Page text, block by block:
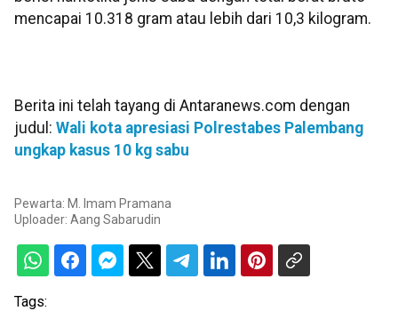
mencapai 10.318 gram atau lebih dari 10,3 kilogram.
Berita ini telah tayang di Antaranews.com dengan
judul: Wali kota apresiasi Polrestabes Palembang
ungkap kasus 10 kg sabu
Pewarta: M. Imam Pramana
Uploader: Aang Sabarudin
Tags: